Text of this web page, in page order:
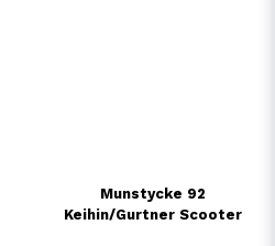
Munstycke 92
Keihin/Gurtner Scooter